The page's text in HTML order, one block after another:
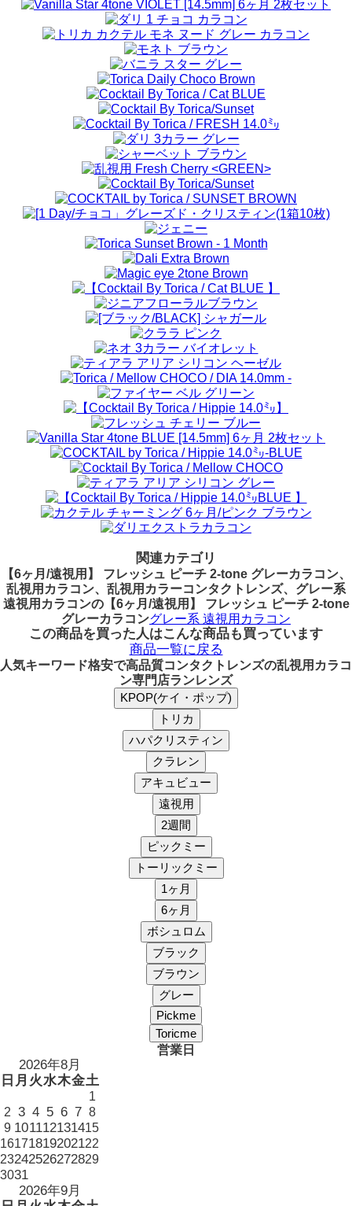
関連カテゴリ
【6ヶ月/遠視用】 フレッシュ ピーチ 2-tone グレーカラコン、
乱視用カラコン、乱視用カラーコンタクトレンズ、グレー系
遠視用カラコンの【6ヶ月/遠視用】 フレッシュ ピーチ 2-tone
グレーカラコングレー系 遠視用カラコン
この商品を買った人はこんな商品も買っています
商品一覧に戻る
人気キーワード格安で高品質コンタクトレンズの乱視用カラコ
ン専門店ランレンズ
営業日
2026年8月
日 月 火水木金土
1
2 3 4 5 6 7 8
9 101112131415
16171819202122
23242526272829
3031
2026年9月